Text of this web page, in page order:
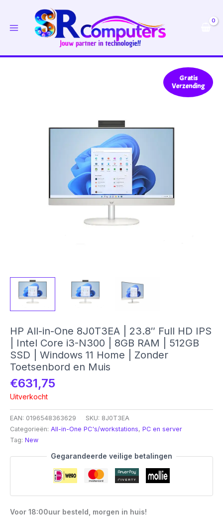
Gratis
Verzending
HP All-in-One 8J0T3EA | 23.8″ Full HD IPS
| Intel Core i3-N300 | 8GB RAM | 512GB
SSD | Windows 11 Home | Zonder
Toetsenbord en Muis
€631,75
Uitverkocht
EAN: 0196548363629 SKU: 8J0T3EA
Categorieën: All-in-One PC's/workstations, PC en server
Tag: New
Gegarandeerde veilige betalingen
Voor 18:00uur besteld, morgen in huis!